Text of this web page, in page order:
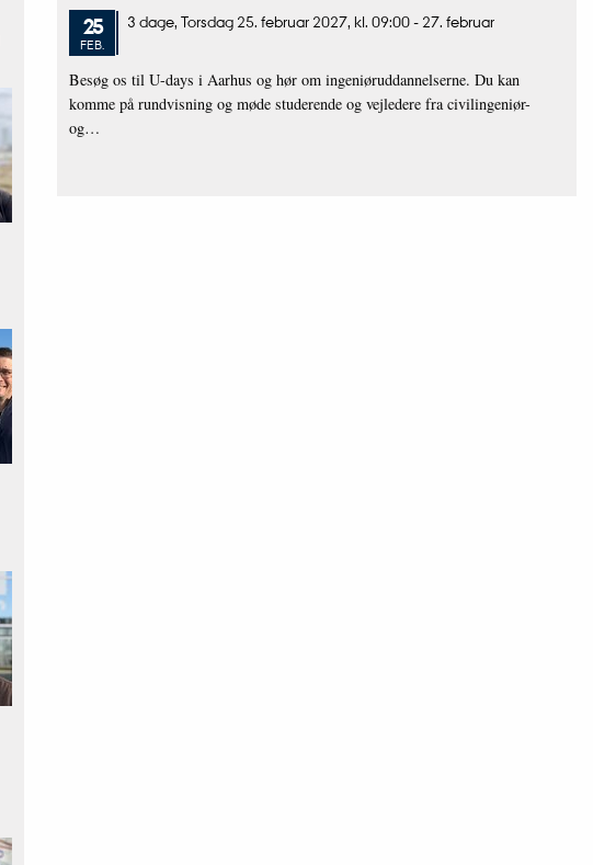
25
FEB.
3 dage, Torsdag 25. februar 2027, kl. 09:00- 27. februar
Besøg os til U-days i Aarhus og hør om ingeniøruddannelserne. Du kan
komme på rundvisning og møde studerende og vejledere fra civilingeniør-
og…